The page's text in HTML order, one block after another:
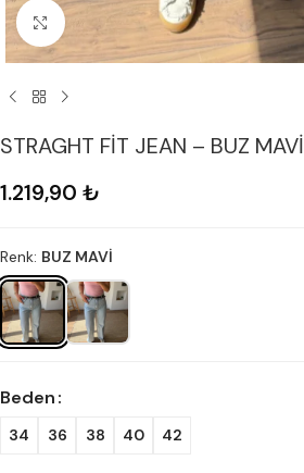
Büyük Resmi Göster
STRAGHT FİT JEAN – BUZ MAVİ
1.219,90 ₺
Renk: BUZ MAVİ
Beden
34 36 38 40 42